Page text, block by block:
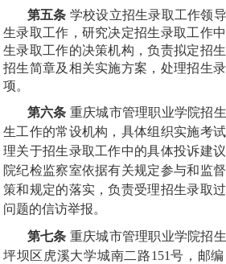
第五条 学校设立招生录取工作领
生录取工作，研究决定招生录取工作
生录取工作的决策机构，负责拟定招
招生简章及相关实施方案，处理招生
项。
第六条 重庆城市管理职业学院招
生工作的常设机构，具体组织实施考
理关于招生录取工作中的具体投诉建
院纪检监察室依据有关规定参与和监
策和规定的落实，负责受理招生录取
问题的信访举报。
第七条 重庆城市管理职业学院招
坪坝区虎溪大学城南二路151号，邮编